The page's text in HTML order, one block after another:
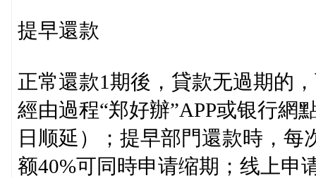
提早還款
正常還款1期後，貸款无過期的
經由過程“郑好辦”APP或银行網
日顺延）；提早部門還款時，
额40%可同時申请缩期；线上申